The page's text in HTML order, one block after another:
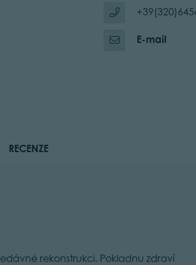
E-mail
RECENZE
rekonstrukci. Pokladnu zdraví